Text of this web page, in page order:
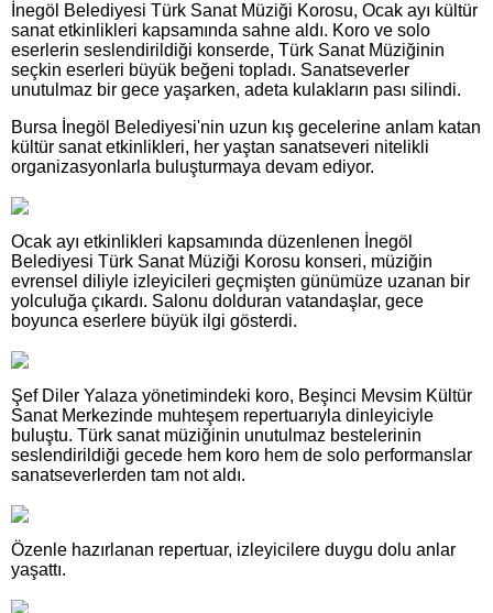
İnegöl Belediyesi Türk Sanat Müziği Korosu, Ocak ayı kültür
sanat etkinlikleri kapsamında sahne aldı. Koro ve solo
eserlerin seslendirildiği konserde, Türk Sanat Müziğinin
seçkin eserleri büyük beğeni topladı. Sanatseverler
unutulmaz bir gece yaşarken, adeta kulakların pası silindi.
Bursa İnegöl Belediyesi'nin uzun kış gecelerine anlam katan
kültür sanat etkinlikleri, her yaştan sanatseveri nitelikli
organizasyonlarla buluşturmaya devam ediyor.
Ocak ayı etkinlikleri kapsamında düzenlenen İnegöl
Belediyesi Türk Sanat Müziği Korosu konseri, müziğin
evrensel diliyle izleyicileri geçmişten günümüze uzanan bir
yolculuğa çıkardı. Salonu dolduran vatandaşlar, gece
boyunca eserlere büyük ilgi gösterdi.
Şef Diler Yalaza yönetimindeki koro, Beşinci Mevsim Kültür
Sanat Merkezinde muhteşem repertuarıyla dinleyiciyle
buluştu. Türk sanat müziğinin unutulmaz bestelerinin
seslendirildiği gecede hem koro hem de solo performanslar
sanatseverlerden tam not aldı.
Özenle hazırlanan repertuar, izleyicilere duygu dolu anlar
yaşattı.